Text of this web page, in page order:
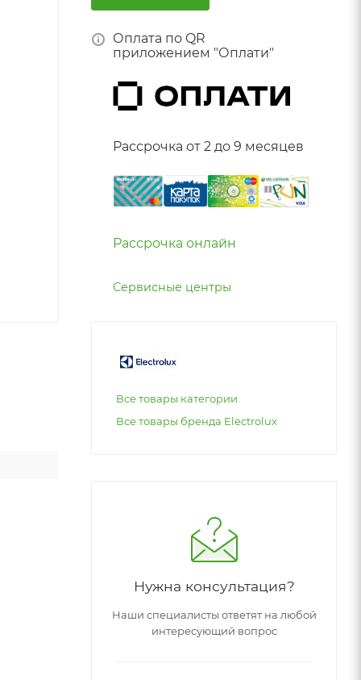
Оплата по QR
приложением "Оплати"
Рассрочка от 2 до 9 месяцев
Рассрочка онлайн
Сервисные центры
Все товары категории
Все товары бренда Electrolux
Нужна консультация?
Наши специалисты ответят на любой
интересующий вопрос